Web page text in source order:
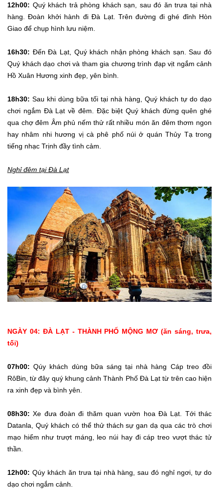
12h00: Quý khách trả phòng khách sạn, sau đó ăn trưa tại nhà
hàng. Đoàn khởi hành đi Đà Lạt. Trên đường đi ghé đỉnh Hòn
Giao để chụp hình lưu niệm.
16h30: Đến Đà Lạt, Quý khách nhận phòng khách sạn. Sau đó
Quý khách dạo chơi và tham gia chương trình đạp vịt ngắm cảnh
Hồ Xuân Hương xinh đẹp, yên bình.
18h30: Sau khi dùng bữa tối tại nhà hàng, Quý khách tự do dạo
chơi ngắm Đà Lạt về đêm. Đặc biệt Quý khách đừng quên ghé
qua chợ đêm Âm phủ nếm thử rất nhiều món ăn đêm thơm ngon
hay nhâm nhi hương vị cà phê phố núi ở quán Thủy Tạ trong
tiếng nhạc Trịnh đầy tình cảm.
Nghỉ đêm tại Đà Lạt
NGÀY 04: ĐÀ LẠT - THÀNH PHỐ MỘNG MƠ (ăn sáng, trưa,
tối)
07h00: Qúy khách dùng bữa sáng tại nhà hàng Cáp treo đồi
RôBin, từ đây quý khung cảnh Thành Phố Đà Lạt từ trên cao hiện
ra xinh đẹp và bình yên.
08h30:Xe đưa đoàn đi thăm quan vườn hoa Đà Lạt. Tới thác
Datanla, Quý khách có thể thử thách sự gan dạ qua các trò chơi
mạo hiểm như trượt máng, leo núi hay đi cáp treo vượt thác tử
thần.
12h00: Qúy khách ăn trưa tại nhà hàng, sau đó nghỉ ngơi, tự do
dạo chơi ngắm cảnh.